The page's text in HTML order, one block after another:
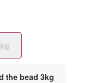
the bead 3kg